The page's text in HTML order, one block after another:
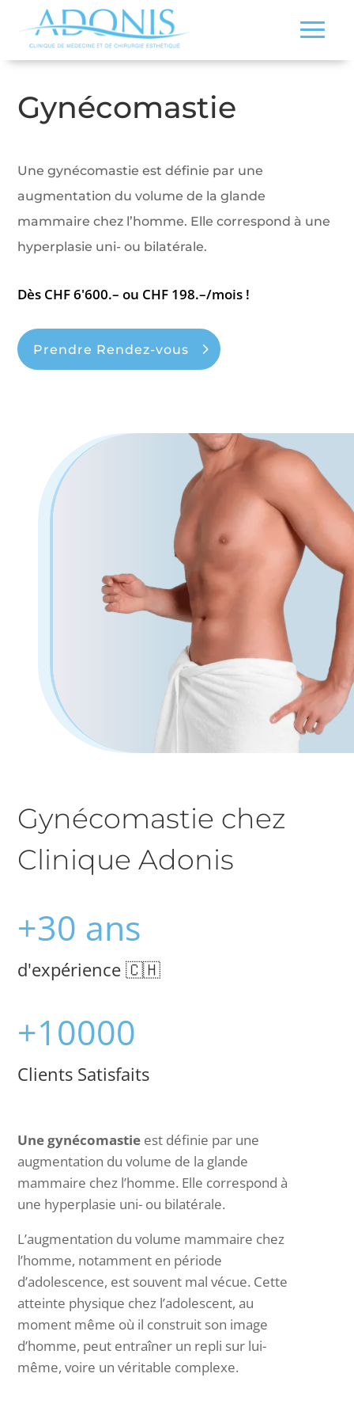
Gynécomastie
Une gynécomastie est définie par une
augmentation du volume de la glande
mammaire chez l’homme. Elle correspond à une
hyperplasie uni- ou bilatérale.
Dès CHF 6'600.– ou CHF 198.–/mois !
Prendre Rendez-vous
Gynécomastie chez
Clinique Adonis
+30 ans
d'expérience 🇨🇭
+10000
Clients Satisfaits
Une gynécomastie est définie par une
augmentation du volume de la glande
mammaire chez l’homme. Elle correspond à
une hyperplasie uni- ou bilatérale.
L’augmentation du volume mammaire chez
l’homme, notamment en période
d’adolescence, est souvent mal vécue. Cette
atteinte physique chez l’adolescent, au
moment même où il construit son image
d’homme, peut entraîner un repli sur lui-
même, voire un véritable complexe.